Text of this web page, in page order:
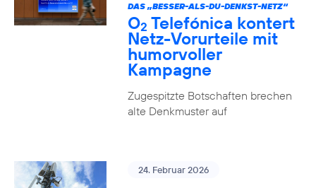
DAS „BESSER-ALS-DU-DENKST-NETZ“
O2 Telefónica kontert
Netz-Vorurteile mit
humorvoller
Kampagne
Zugespitzte Botschaften brechen
alte Denkmuster auf
24. Februar 2026